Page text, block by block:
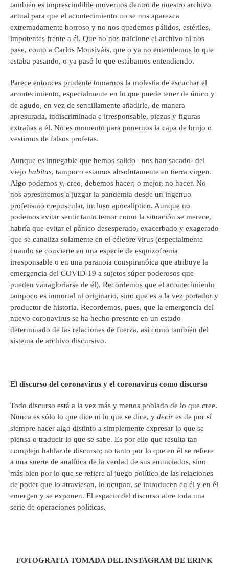
también es imprescindible movernos dentro de nuestro archivo
actual para que el acontecimiento no se nos aparezca
extremadamente borroso y no nos quedemos pálidos, estériles,
impotentes frente a él. Que no nos traicione el archivo ni nos
pase, como a Carlos Monsiváis, que o ya no entendemos lo que
estaba pasando, o ya pasó lo que estábamos entendiendo.
Parece entonces prudente tomarnos la molestia de escuchar el
acontecimiento, especialmente en lo que puede tener de único y
de agudo, en vez de sencillamente añadirle, de manera
apresurada, indiscriminada e irresponsable, piezas y figuras
extrañas a él. No es momento para ponernos la capa de brujo o
vestirnos de falsos profetas.
Aunque es innegable que hemos salido –nos han sacado- del
viejo habitus, tampoco estamos absolutamente en tierra virgen.
Algo podemos y, creo, debemos hacer; o mejor, no hacer. No
nos apresuremos a juzgar la pandemia desde un ingenuo
profetismo crepuscular, incluso apocalíptico. Aunque no
podemos evitar sentir tanto temor como la situación se merece,
habría que evitar el pánico desesperado, exacerbado y exagerado
que se canaliza solamente en el célebre virus (especialmente
cuando se convierte en una especie de esquizofrenia
irresponsable o en una paranoia conspiranóica que atribuye la
emergencia del COVID-19 a sujetos súper poderosos que
pueden vanagloriarse de él). Recordemos que el acontecimiento
tampoco es inmortal ni originario, sino que es a la vez portador y
productor de historia. Recordemos, pues, que la emergencia del
nuevo coronavirus se ha hecho presente en un estado
determinado de las relaciones de fuerza, así como también del
sistema de archivo discursivo.
El discurso del coronavirus y el coronavirus como discurso
Todo discurso está a la vez más y menos poblado de lo que cree.
Nunca es sólo lo que dice ni lo que se dice, y decir es de por sí
siempre hacer algo distinto a simplemente expresar lo que se
piensa o traducir lo que se sabe. Es por ello que resulta tan
complejo hablar de discurso; no tanto por lo que en él se refiere
a una suerte de analítica de la verdad de sus enunciados, sino
más bien por lo que se refiere al juego político de las relaciones
de poder que lo atraviesan, lo ocupan, se introducen en él y en él
emergen y se exponen. El espacio del discurso abre toda una
serie de operaciones políticas.
FOTOGRAFIA TOMADA DEL INSTAGRAM DE ERINK